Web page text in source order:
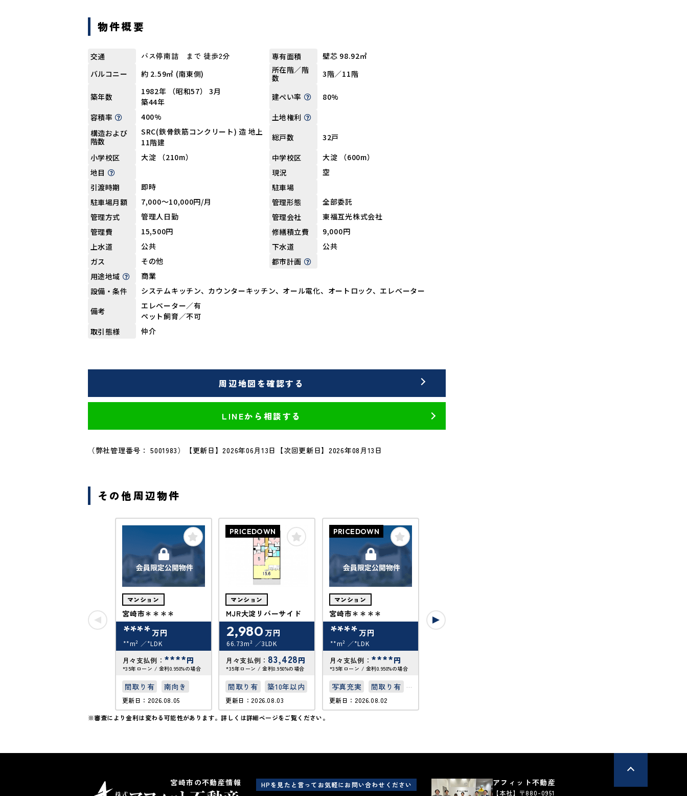
物件概要
交通 バス停南詰 まで 徒歩2分 専有面積
壁芯 98.92㎡
バルコニー
約 2.59㎡ (南東側)
所在階／階
数
3階／11階
築年数
1982年 （昭和57） 3月
築44年
建ぺい率
80%
容積率
400%
土地権利
構造および
階数
SRC(鉄骨鉄筋コンクリート) 造 地上
11階建
総戸数
32戸
小学校区
大淀 （210m） 中学校区
大淀 （600m）
地目
現況
空
引渡時期
即時
駐車場
駐車場月額
7,000〜10,000円/月 管理形態
全部委託
管理方式
管理人日勤 管理会社
東福互光株式会社
管理費
15,500円 修繕積立費
9,000円
上水道
公共 下水道
公共
ガス
その他
都市計画
用途地域
商業
設備・条件
システムキッチン、カウンターキッチン、オール電化、オートロック、エレベーター
備考
エレベーター／有
ペット飼育／不可
取引態様
仲介
周辺地図を確認する
LINEから相談する
（弊社管理番号： 5001983） 【更新日】2026年06月13日 【次回更新日】2026年08月13日
その他周辺物件
マンション
宮崎市＊＊＊＊
****万円
**m² *LDK
月々支払例： ****円
*35年ローン / 金利0.950%の場合
間取り有 南向き
更新日：2026.08.05
PRICEDOWN
マンション
MJR大淀リバーサイド
2,980万円
66.73m² 3LDK
月々支払例： 83,428円
*35年ローン / 金利0.950%の場合
間取り有
築10年以内
上下水道完備
更新日：2026.08.03
PRICEDOWN
マンション
宮崎市＊＊＊＊
****万円
**m² *LDK
月々支払例： ****円
*35年ローン / 金利0.950%の場合
写真充実
間取り有
オートロック
更新日：2026.08.02
宮崎市＊＊＊＊
****
※審査により金利は変わる可能性があります。詳しくは詳細ページをご覧ください。
宮崎市の不動産情報 HPを見たと言ってお気軽にお問い合わせください アフィット不動産
【本社】〒880-0951